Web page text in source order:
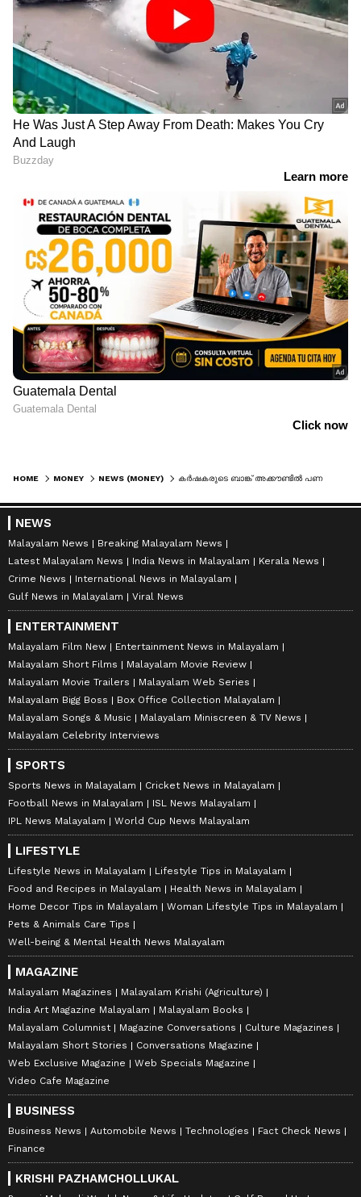
HOME MONEY NEWS (MONEY) കർഷകരുടെ ബാങ്ക് അക്കൗണ്ടിൽ പണമെത്തുന്നത് എന്ന്? പിഎം കിസാൻ യോജനയുടെ 21-ാം ഗഡു ഈ ആഴ്ച
NEWS
Malayalam News
Breaking Malayalam News
Latest Malayalam News
India News in Malayalam
Kerala News
Crime News
International News in Malayalam
Gulf News in Malayalam
Viral News
ENTERTAINMENT
Malayalam Film New
Entertainment News in Malayalam
Malayalam Short Films
Malayalam Movie Review
Malayalam Movie Trailers
Malayalam Web Series
Malayalam Bigg Boss
Box Office Collection Malayalam
Malayalam Songs & Music
Malayalam Miniscreen & TV News
Malayalam Celebrity Interviews
SPORTS
Sports News in Malayalam
Cricket News in Malayalam
Football News in Malayalam
ISL News Malayalam
IPL News Malayalam
World Cup News Malayalam
LIFESTYLE
Lifestyle News in Malayalam
Lifestyle Tips in Malayalam
Food and Recipes in Malayalam
Health News in Malayalam
Home Decor Tips in Malayalam
Woman Lifestyle Tips in Malayalam
Pets & Animals Care Tips
Well-being & Mental Health News Malayalam
MAGAZINE
Malayalam Magazines
Malayalam Krishi (Agriculture)
India Art Magazine Malayalam
Malayalam Books
Malayalam Columnist
Magazine Conversations
Culture Magazines
Malayalam Short Stories
Conversations Magazine
Web Exclusive Magazine
Web Specials Magazine
Video Cafe Magazine
BUSINESS
Business News Automobile News Technologies
Fact Check News
Finance
KRISHI PAZHAMCHOLLUKAL